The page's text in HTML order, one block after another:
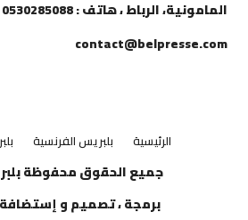
contact@belpresse.com
الرئيسية بلبريس الفرنسية
جميع الحقوق محفوظة بلبريس
برمجة ، تصميم و إستضافة